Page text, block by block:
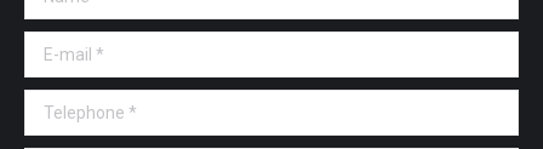
E-mail *
Telephone *